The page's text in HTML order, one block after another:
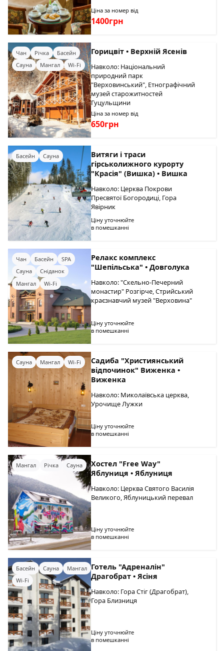
Ціна за номер від
1400грн
Чан Річка
Басейн
Сауна
Мангал Wi-Fi
Горицвіт • Верхній Ясенів
Навколо: Національний
природний парк
"Верховинський", Етнографічний
музей старожитностей
Гуцульщини
Ціна за номер від
650грн
Басейн Сауна
Витяги і траси
гірськолижного курорту
"Красія" (Вишка) • Вишка
Навколо: Церква Покрови
Пресвятої Богородиці, Гора
Явірник
Ціну уточнюйте
в помешканні
Чан Басейн
SPA
Сауна
Сніданок
Мангал
Wi-Fi
Релакс комплекс
"Шепільська" • Довголука
Навколо: "Скельно-Печерний
монастир" Розгірче, Стрийський
краєзнавчий музей "Верховина"
Ціну уточнюйте
в помешканні
Сауна Мангал Wi-Fi
Садиба "Християнський
відпочинок" Виженка •
Виженка
Навколо: Миколаївська церква,
Урочище Лужки
Ціну уточнюйте
в помешканні
Мангал Річка Сауна
Хостел "Free Way"
Яблуниця • Яблуниця
Навколо: Церква Святого Василія
Великого, Яблуницький перевал
Ціну уточнюйте
в помешканні
Басейн Сауна
Мангал
Wi-Fi
Готель "Адреналін"
Драгобрат • Ясіня
Навколо: Гора Стіг (Драгобрат),
Гора Близниця
Ціну уточнюйте
в помешканні